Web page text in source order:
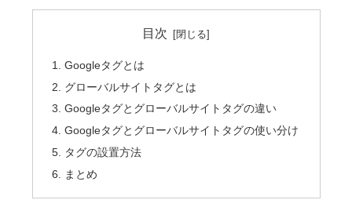
目次
Googleタグとは
グローバルサイトタグとは
Googleタグとグローバルサイトタグの違い
Googleタグとグローバルサイトタグの使い分け
タグの設置方法
まとめ